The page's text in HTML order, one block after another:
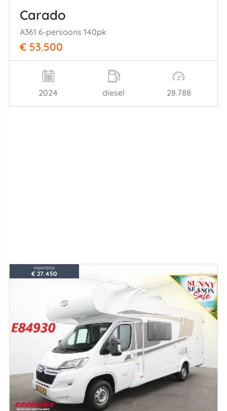
Carado
A361 6-persoons 140pk
€ 53.500
2024 diesel 28.788
exportprijs
€ 27.450